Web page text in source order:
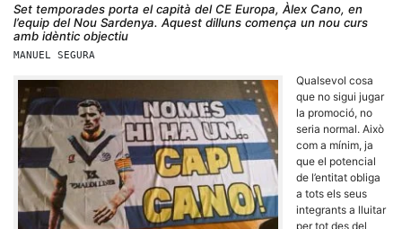
Set temporades porta el capità del CE Europa, Àlex Cano, en
l’equip del Nou Sardenya. Aquest dilluns comença un nou curs
amb idèntic objectiu
MANUEL SEGURA
Qualsevol cosa
que no sigui jugar
la promoció, no
seria normal. Això
com a mínim, ja
que el potencial
de l’entitat obliga
a tots els seus
integrants a lluitar
per tot des del